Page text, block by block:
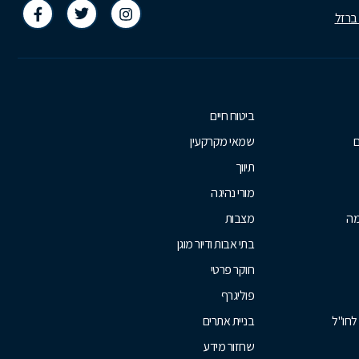
לחו"ל
ביטוח חיים
שמאי מקרקעין
תיווך
מורי נהיגה
מצבות
בתי אבות ודיור מוגן
חוקר פרטי
פוליגרף
בניית אתרים
שחזור מידע